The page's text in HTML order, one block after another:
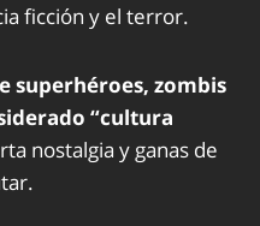
ficción y el terror.
superhéroes, zombis
“cultura
nostalgia y ganas de